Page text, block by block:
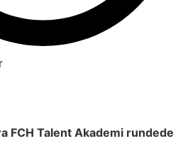
FCH Talent Akademi rundede